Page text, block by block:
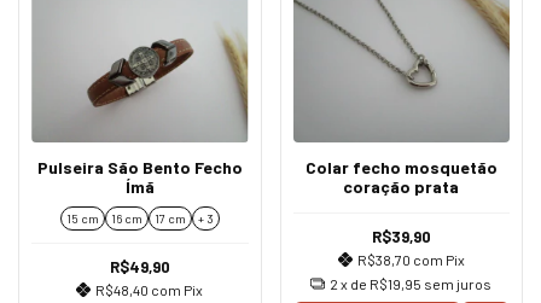
Pulseira São Bento Fecho
Ímã
15 cm 16 cm 17 cm + 3
R$49,90
R$48,40 com Pix
Colar fecho mosquetão
coração prata
R$39,90
R$38,70 com Pix
2 x de R$19,95 sem juros